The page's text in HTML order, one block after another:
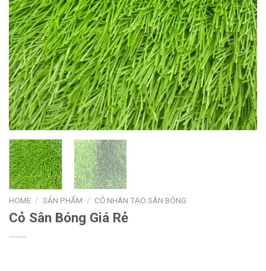
HOME / SẢN PHẨM / CỎ NHÂN TẠO SÂN BÓNG
Cỏ Sân Bóng Giá Rẻ